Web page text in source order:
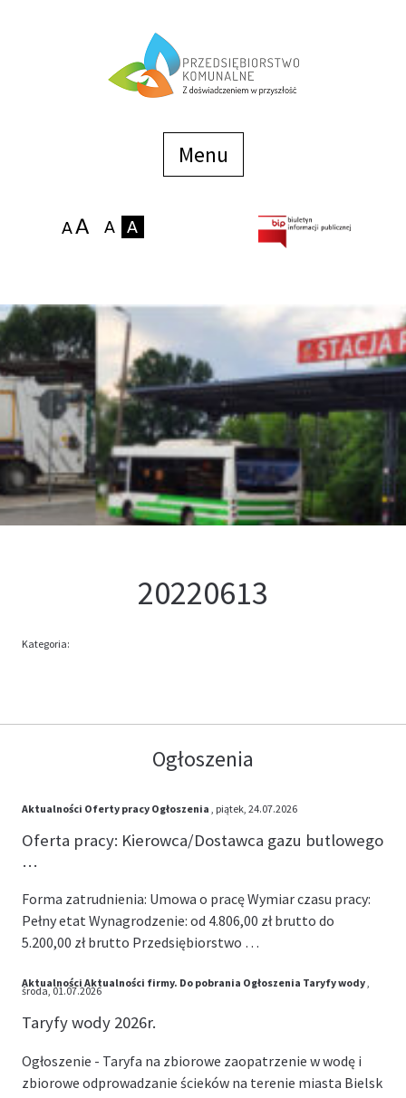
Menu
Zakłady
Podaj stan wodomierza
Kontakt
Oferta
20220613
Kategoria:
Ogłoszenia
Aktualności Oferty pracy Ogłoszenia , piątek, 24.07.2026
Oferta pracy: Kierowca/Dostawca gazu butlowego
…
Forma zatrudnienia: Umowa o pracę Wymiar czasu pracy:
Pełny etat Wynagrodzenie: od 4.806,00 zł brutto do
5.200,00 zł brutto Przedsiębiorstwo …
Aktualności Aktualności firmy. Do pobrania Ogłoszenia Taryfy wody,
środa, 01.07.2026
Taryfy wody 2026r.
Ogłoszenie - Taryfa na zbiorowe zaopatrzenie w wodę i
zbiorowe odprowadzanie ścieków na terenie miasta Bielsk